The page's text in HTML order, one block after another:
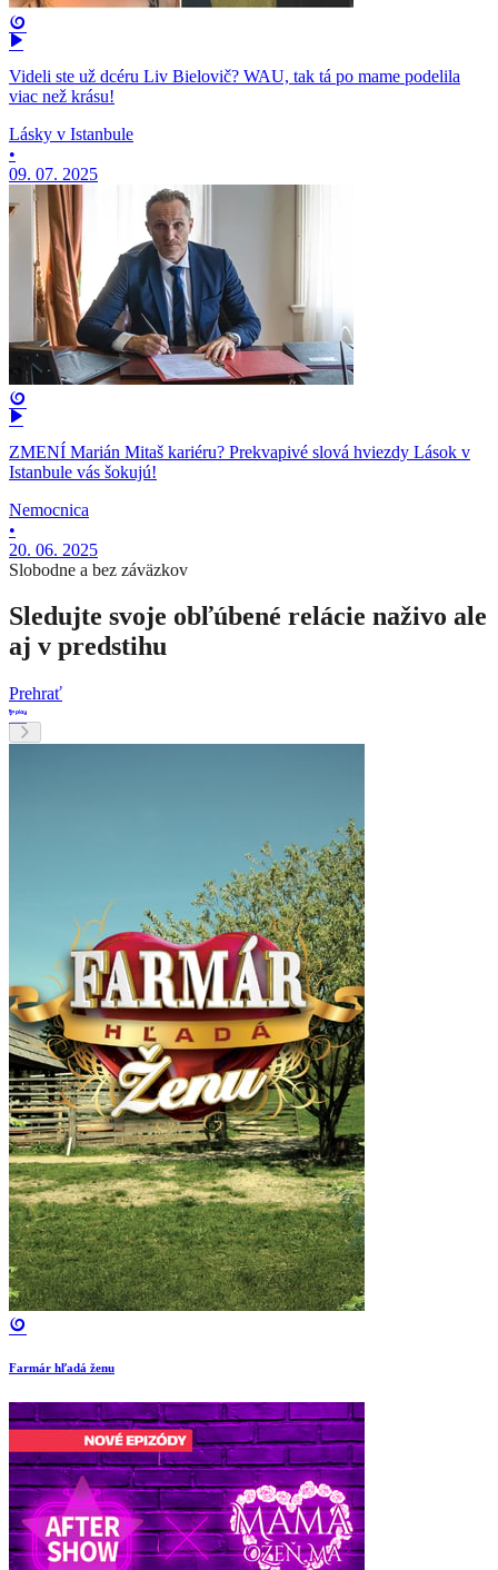
Videli ste už dcéru Liv Bielovič? WAU, tak tá po mame podelila
viac než krásu!
Lásky v Istanbule
•
09. 07. 2025
ZMENÍ Marián Mitaš kariéru? Prekvapivé slová hviezdy Lások v
Istanbule vás šokujú!
Nemocnica
•
20. 06. 2025
Slobodne a bez záväzkov
Sledujte svoje obľúbené relácie naživo ale
aj v predstihu
Prehrať
Farmár hľadá ženu